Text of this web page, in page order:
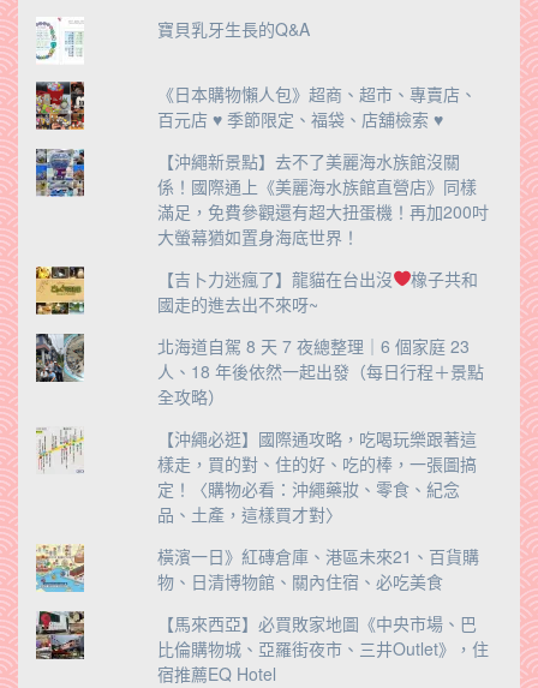
寶貝乳牙生長的Q&A
《日本購物懶人包》超商、超市、專賣店、
百元店 ♥ 季節限定、福袋、店舖檢索 ♥
【沖繩新景點】去不了美麗海水族館沒關
係！國際通上《美麗海水族館直營店》同樣
滿足，免費參觀還有超大扭蛋機！再加200吋
大螢幕猶如置身海底世界！
【吉卜力迷瘋了】龍貓在台出沒
橡子共和
國走的進去出不來呀~
北海道自駕 8 天 7 夜總整理｜6 個家庭 23
人、18 年後依然一起出發（每日行程＋景點
全攻略）
【沖繩必逛】國際通攻略，吃喝玩樂跟著這
樣走，買的對、住的好、吃的棒，一張圖搞
定！〈購物必看：沖繩藥妝、零食、紀念
品、土產，這樣買才對〉
橫濱一日》紅磚倉庫、港區未來21、百貨購
物、日清博物館、關內住宿、必吃美食
【馬來西亞】必買敗家地圖《中央市場、巴
比倫購物城、亞羅街夜市、三井Outlet》，住
宿推薦EQ Hotel